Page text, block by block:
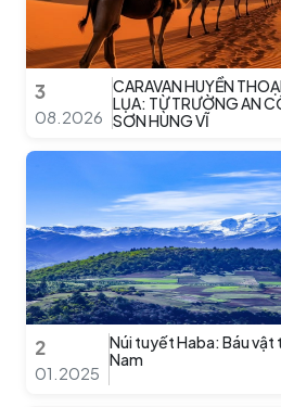
3
08.2026
CARAVAN HUYỀN
LỤA: TỪ TRƯỜNG AN
SƠN HÙNG VĨ
2
01.2025
Núi tuyết Haba: Báu vật
Nam